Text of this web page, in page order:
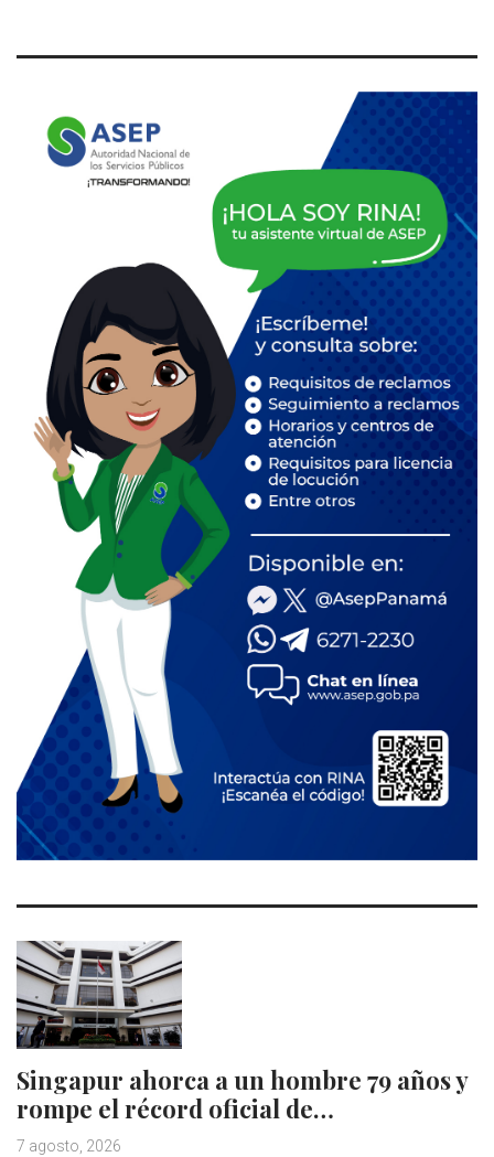
Singapur ahorca a un hombre 79 años y
rompe el récord oficial de…
7 agosto, 2026